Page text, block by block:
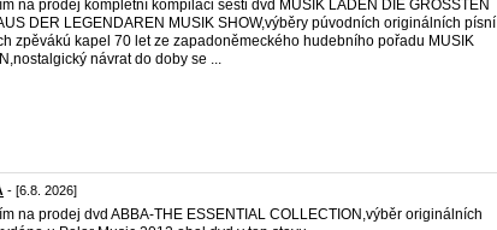
na prodej kompletní kompilaci šesti dvd MUSIK LADEN DIE GROSSTEN
DER LEGENDAREN MUSIK SHOW,výběry púvodních originálních písní
zpěvákú kapel 70 let ze zapadoněmeckého hudebního pořadu MUSIK
návrat do doby se ...
- [6.8. 2026]
na prodej dvd ABBA-THE ESSENTIAL COLLECTION,výběr originálních